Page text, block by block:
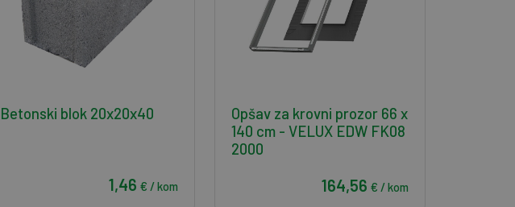
Betonski blok 20x20x40
1,46 € / kom
Opšav za krovni prozor 66 x
140 cm - VELUX EDW FK08
2000
164,56 € / kom